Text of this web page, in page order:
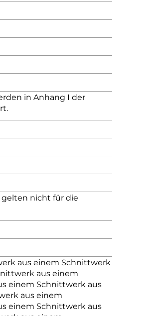
in Anhang I der
gelten nicht für die
aus einem Schnittwerk
aus einem
einem Schnittwerk aus
aus einem
einem Schnittwerk aus